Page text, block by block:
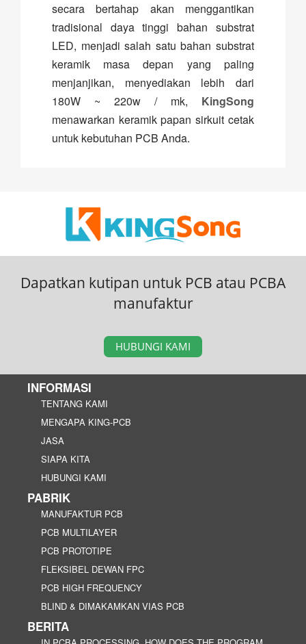
secara bertahap akan menggantikan
tradisional daya tinggi bahan substrat
LED, menjadi salah satu bahan substrat
keramik masa depan yang paling
menjanjikan, menyediakan lebih dari
180W ~ 220w / mk, KingSong
menawarkan keramik papan sirkuit cetak
untuk kebutuhan PCB Anda.
Dapatkan kutipan untuk PCB atau PCBA
manufaktur
HUBUNGI KAMI
INFORMASI
TENTANG KAMI
MENGAPA KING-PCB
JASA
SIAPA KITA
HUBUNGI KAMI
PABRIK
MANUFAKTUR PCB
PCB MULTILAYER
PCB PROTOTIPE
FLEKSIBEL DEWAN FPC
PCB HIGH FREQUENCY
BLIND & DIMAKAMKAN VIAS PCB
BERITA